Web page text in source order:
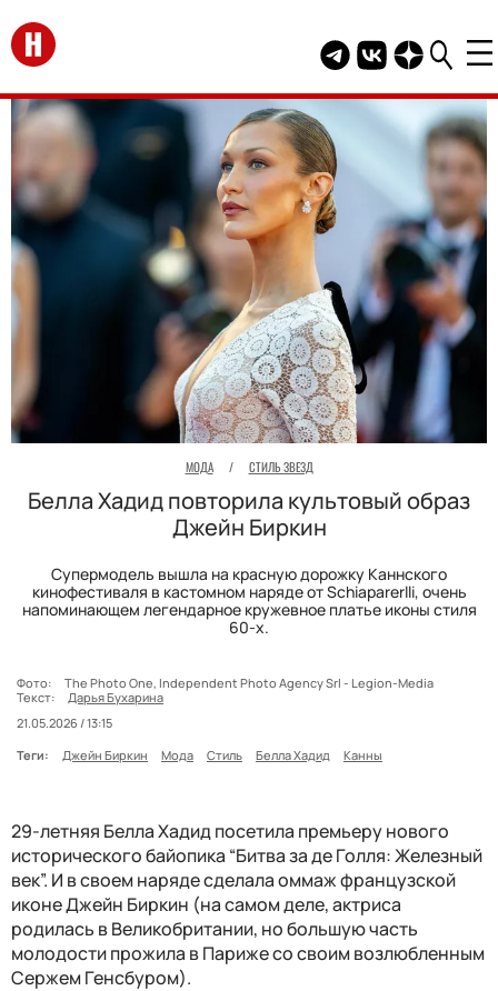
Перейти на главную
Telegram канал
Группа HELLO
Канал
МОДА / СТИЛЬ ЗВЕЗД
Белла Хадид повторила культовый образ
Джейн Биркин
Супермодель вышла на красную дорожку Каннского
кинофестиваля в кастомном наряде от Schiaparerlli, очень
напоминающем легендарное кружевное платье иконы стиля
60-х.
Фото:
The Photo One, Independent Photo Agency Srl - Legion-Media
Текст:
Дарья Бухарина
21.05.2026 / 13:15
Теги:
Джейн Биркин Мода Стиль Белла Хадид Канны
29-летняя Белла Хадид посетила премьеру нового
исторического байопика “Битва за де Голля: Железный
век”. И в своем наряде сделала оммаж французской
иконе Джейн Биркин (на самом деле, актриса
родилась в Великобритании, но большую часть
молодости прожила в Париже со своим возлюбленным
Сержем Генсбуром).